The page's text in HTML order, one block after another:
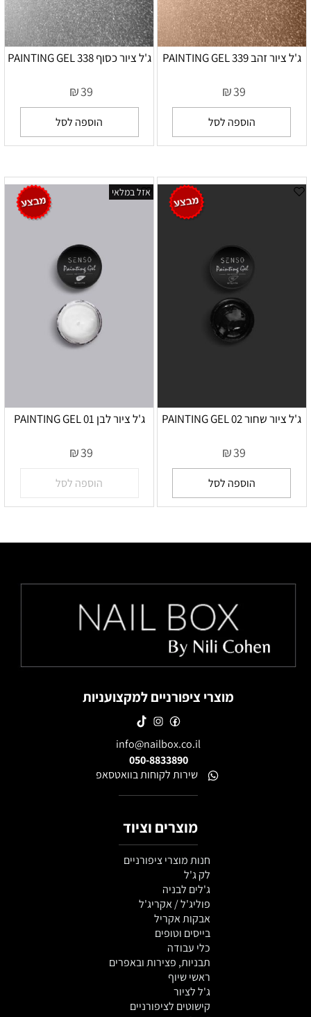
ג'ל ציור זהב 339 PAINTING GEL
₪39
הוספה לסל
ג'ל ציור כסוף 338 PAINTING GEL
₪39
הוספה לסל
ג'ל ציור שחור 02 PAINTING GEL
₪39
הוספה לסל
אזל במלאי
ג'ל ציור לבן 01 PAINTING GEL
₪39
הוספה לסל
מוצרי ציפורניים למקצועניות
info@nailbox.co.il
050-8833890
שירות לקוחות בוואטסאפ
מוצרים וציוד
חנות מוצרי ציפורניים
לק ג'ל
ג'לים לבניה
פוליג'ל / אקריג'ל
אבקות אקריל
בייסים וטופים
כלי עבודה
תבניות, פצירות ובאפרים
ראשי שיוף
ג'ל לציור
קישוטים לציפורניים